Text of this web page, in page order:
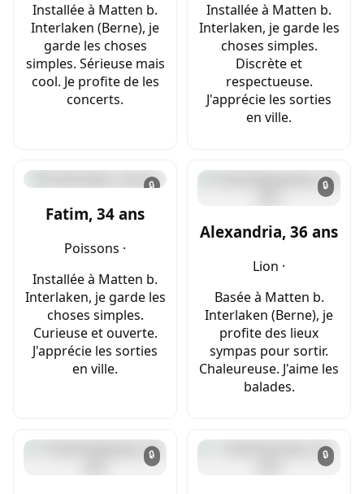
Installée à Matten b.
Interlaken (Berne), je
garde les choses
simples. Sérieuse mais
cool. Je profite de les
concerts.
Installée à Matten b.
Interlaken, je garde les
choses simples.
Discrète et
respectueuse.
J'apprécie les sorties
en ville.
🔒
Fatim, 34 ans
Poissons ·
Installée à Matten b.
Interlaken, je garde les
choses simples.
Curieuse et ouverte.
J'apprécie les sorties
en ville.
🔒
Alexandria, 36 ans
Lion ·
Basée à Matten b.
Interlaken (Berne), je
profite des lieux
sympas pour sortir.
Chaleureuse. J'aime les
balades.
🔒 🔒